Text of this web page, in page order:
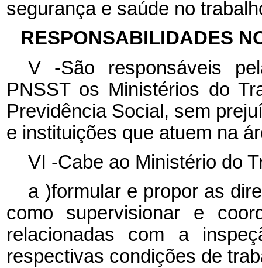
segurança e saúde no
RESPONSABILIDADES
V -São responsáveis
PNSST os Ministérios do
Previdência Social, sem
e instituições que atuem na
VI -Cabe ao Ministério do
a )formular e propor as
como supervisionar e
relacionadas com a
respectivas condições de